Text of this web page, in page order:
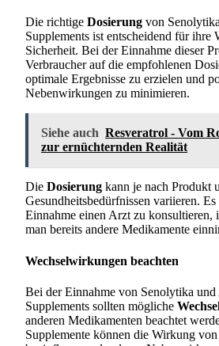
Die richtige Dosierung von
Supplements ist entscheidend für ihre
Sicherheit. Bei der Einnahme dieser
Verbraucher auf die empfohlenen
optimale Ergebnisse zu erzielen und
Nebenwirkungen zu minimieren.
Siehe auch Resveratrol - Vom
zur ernüchternden Realität
Die Dosierung kann je nach Produkt
Gesundheitsbedürfnissen variieren.
Einnahme einen Arzt zu konsultieren,
man bereits andere Medikamente
Wechselwirkungen beachten
Bei der Einnahme von Senolytika
Supplements sollten mögliche
anderen Medikamenten beachtet
Supplemente können die Wirkung